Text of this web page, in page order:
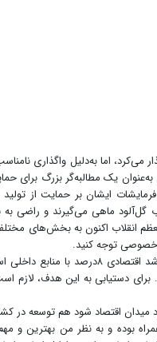
می‌کرد، اما به‌دلیل واگذاری
به‌عنوان یک مطالبه‌گر بزرگ
ایشان بر حمایت از
ماهی می‌گیرند و راضی به
انقلاب اکنون به بخش‌های
خصوصی توجه کنید.
نکته دیگری که باید توجه داشت،
دستیابی به این هدف،
اقتصاد شود هم توسعه در
بوده و به نظر من بهترین و